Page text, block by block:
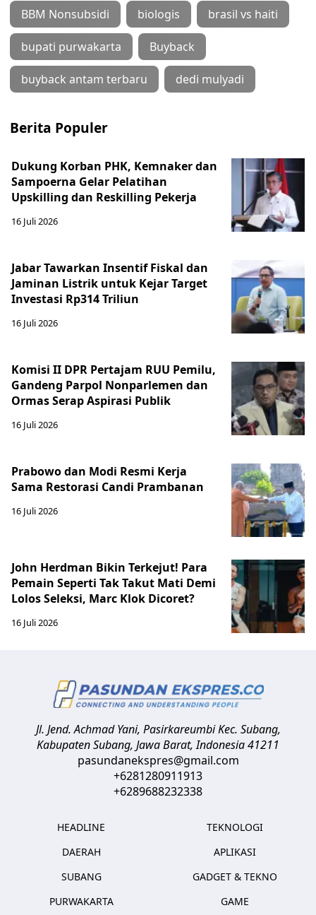
BBM Nonsubsidi biologis brasil vs haiti
bupati purwakarta Buyback
buyback antam terbaru dedi mulyadi
Berita Populer
Dukung Korban PHK, Kemnaker dan
Sampoerna Gelar Pelatihan
Upskilling dan Reskilling Pekerja
16 Juli 2026
Jabar Tawarkan Insentif Fiskal dan
Jaminan Listrik untuk Kejar Target
Investasi Rp314 Triliun
16 Juli 2026
Komisi II DPR Pertajam RUU Pemilu,
Gandeng Parpol Nonparlemen dan
Ormas Serap Aspirasi Publik
16 Juli 2026
Prabowo dan Modi Resmi Kerja
Sama Restorasi Candi Prambanan
16 Juli 2026
John Herdman Bikin Terkejut! Para
Pemain Seperti Tak Takut Mati Demi
Lolos Seleksi, Marc Klok Dicoret?
16 Juli 2026
Jl. Jend. Achmad Yani, Pasirkareumbi Kec. Subang,
Kabupaten Subang, Jawa Barat,Indonesia41211
pasundanekspres@gmail.com
+6281280911913
+6289688232338
HEADLINE
DAERAH
SUBANG
PURWAKARTA
TEKNOLOGI
APLIKASI
GADGET & TEKNO
GAME